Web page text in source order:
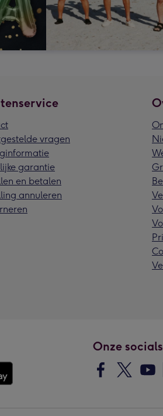
vragen
garantie
en betalen
annuleren
Onze socials